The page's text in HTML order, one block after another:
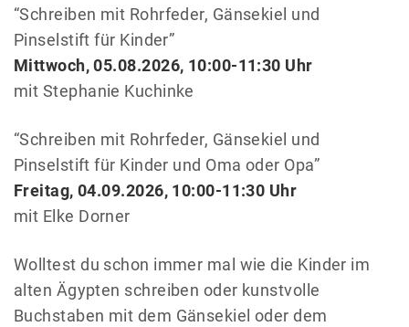
“Schreiben mit Rohrfeder, Gänsekiel und
Pinselstift für Kinder”
Mittwoch, 05.08.2026, 10:00-11:30 Uhr
mit Stephanie Kuchinke
“Schreiben mit Rohrfeder, Gänsekiel und
Pinselstift für Kinder und Oma oder Opa”
Freitag, 04.09.2026, 10:00-11:30 Uhr
mit Elke Dorner
Wolltest du schon immer mal wie die Kinder im
alten Ägypten schreiben oder kunstvolle
Buchstaben mit dem Gänsekiel oder dem